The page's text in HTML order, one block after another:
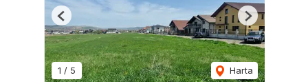
1 / 5 Harta
Previous Next